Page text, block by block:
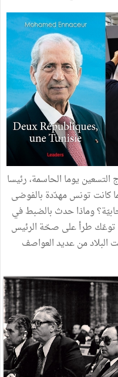
يوما الحاسمة، رئيسا
بالنيابة في صائفة 2019، بينما كانت تونس مهدّدة بالفوضى
وماذا حدث بالضبط في
27 جوان 2019 عند أوّل توعّك طرأ على صحّة الرئيس
البلاد من عديد العواصف